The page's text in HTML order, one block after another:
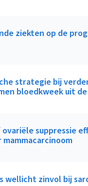
ziekten op de
strategie bij
bloedkweek uit
suppressie
wellicht zinvol bij